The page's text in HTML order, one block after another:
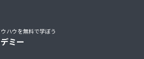
ハウを無料で学ぼう
ミー